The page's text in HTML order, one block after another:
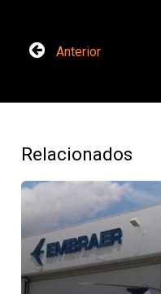
Anterior
Relacionados